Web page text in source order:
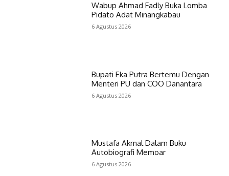
Wabup Ahmad Fadly Buka Lomba
Pidato Adat Minangkabau
6 Agustus 2026
Bupati Eka Putra Bertemu Dengan
Menteri PU dan COO Danantara
6 Agustus 2026
Mustafa Akmal Dalam Buku
Autobiografi Memoar
6 Agustus 2026